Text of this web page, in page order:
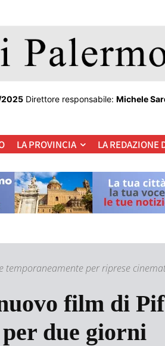
Direttore responsabile: Michele
LA PROVINCIA LA REDAZIONE
temporaneamente per riprese
film di
due giorni